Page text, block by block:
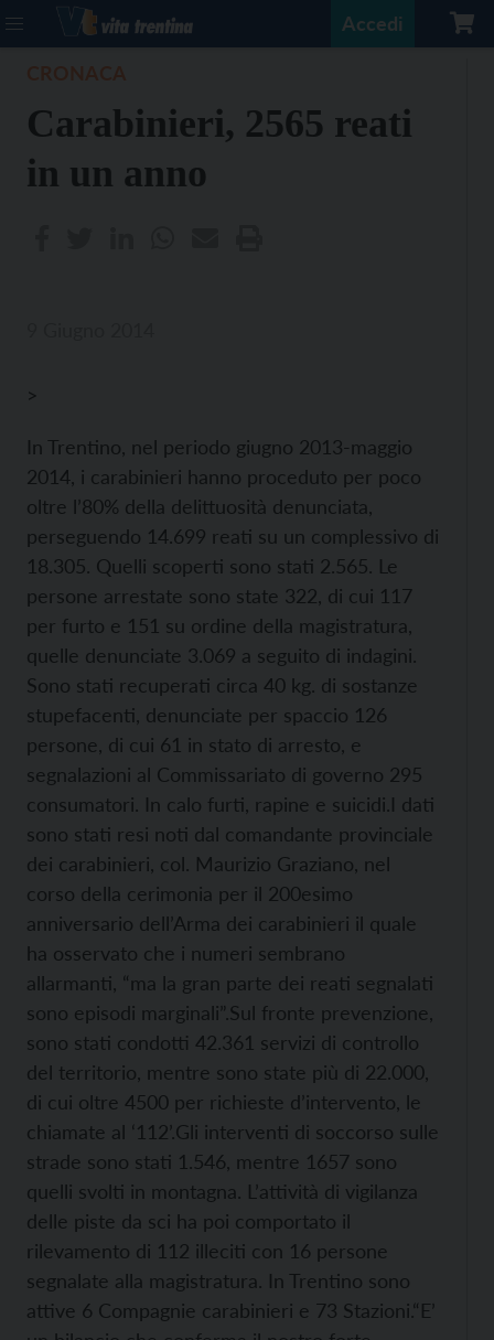
Accedi
Carabinieri, 2565 reati
in un anno
>
In Trentino, nel periodo giugno 2013-maggio
2014, i carabinieri hanno proceduto per poco
oltre l’80% della delittuosità denunciata,
perseguendo 14.699 reati su un complessivo di
18.305. Quelli scoperti sono stati 2.565. Le
persone arrestate sono state 322, di cui 117
per furto e 151 su ordine della magistratura,
quelle denunciate 3.069 a seguito di indagini.
Sono stati recuperati circa 40 kg. di sostanze
stupefacenti, denunciate per spaccio 126
persone, di cui 61 in stato di arresto, e
segnalazioni al Commissariato di governo 295
consumatori. In calo furti, rapine e suicidi.I dati
sono stati resi noti dal comandante provinciale
dei carabinieri, col. Maurizio Graziano, nel
corso della cerimonia per il 200esimo
anniversario dell’Arma dei carabinieri il quale
ha osservato che i numeri sembrano
allarmanti, “ma la gran parte dei reati segnalati
sono episodi marginali”.Sul fronte prevenzione,
sono stati condotti 42.361 servizi di controllo
del territorio, mentre sono state più di 22.000,
di cui oltre 4500 per richieste d’intervento, le
chiamate al ‘112’.Gli interventi di soccorso sulle
strade sono stati 1.546, mentre 1657 sono
quelli svolti in montagna. L’attività di vigilanza
delle piste da sci ha poi comportato il
rilevamento di 112 illeciti con 16 persone
segnalate alla magistratura. In Trentino sono
attive 6 Compagnie carabinieri e 73 Stazioni.“E’